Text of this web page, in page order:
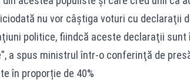
nu vor câştiga voturi cu declaraţii
politice, fiindcă aceste declaraţii sunt
a spus ministrul într-o conferinţă de
în proporție de 40%